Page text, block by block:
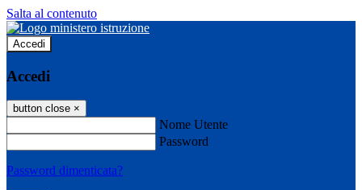
Salta al contenuto
Accedi
Accedi
button close ×
Nome Utente
Password
Password dimenticata?